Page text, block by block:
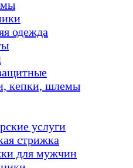
одежда
кепки, шлемы
услуги
стрижка
для мужчин